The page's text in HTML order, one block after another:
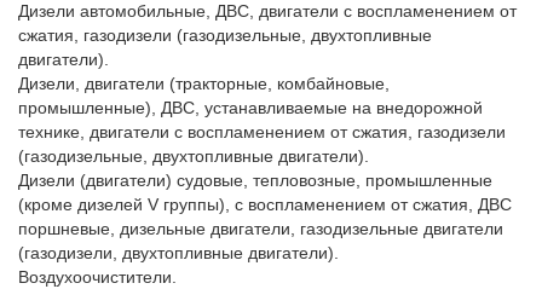
Дизели автомобильные, ДВС, двигатели с воспламенением от
сжатия, газодизели (газодизельные, двухтопливные
двигатели).
Дизели, двигатели (тракторные, комбайновые,
промышленные), ДВС, устанавливаемые на внедорожной
технике, двигатели с воспламенением от сжатия, газодизели
(газодизельные, двухтопливные двигатели).
Дизели (двигатели) судовые, тепловозные, промышленные
(кроме дизелей V группы), с воспламенением от сжатия, ДВС
поршневые, дизельные двигатели, газодизельные двигатели
(газодизели, двухтопливные двигатели).
Воздухоочистители.